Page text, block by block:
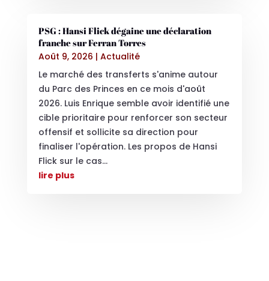
PSG : Hansi Flick dégaine une déclaration
franche sur Ferran Torres
Août 9, 2026 | Actualité
Le marché des transferts s'anime autour
du Parc des Princes en ce mois d'août
2026. Luis Enrique semble avoir identifié une
cible prioritaire pour renforcer son secteur
offensif et sollicite sa direction pour
finaliser l'opération. Les propos de Hansi
Flick sur le cas...
lire plus